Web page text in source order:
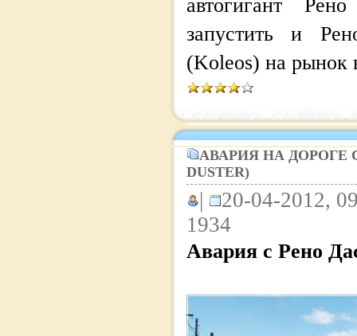
автогигант
запустить и
(Koleos) на рынок
АВАРИЯ НА ДОРОГЕ
DUSTER)
|
20-04-2012,
1934
Авария с Рено